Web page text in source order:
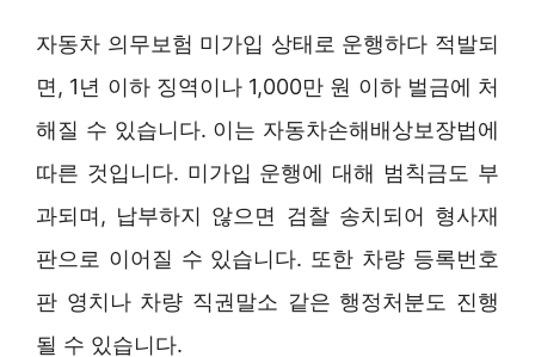
자동차 의무보험 미가입 상태로 운행하다 적발되
면, 1년 이하 징역이나 1,000만 원 이하 벌금에 처
해질 수 있습니다. 이는 자동차손해배상보장법에
따른 것입니다. 미가입 운행에 대해 범칙금도 부
과되며, 납부하지 않으면 검찰 송치되어 형사재
판으로 이어질 수 있습니다. 또한 차량 등록번호
판 영치나 차량 직권말소 같은 행정처분도 진행
될 수 있습니다.